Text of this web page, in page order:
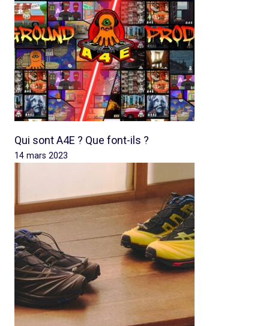
Qui sont A4E ? Que font-ils ?
14 mars 2023